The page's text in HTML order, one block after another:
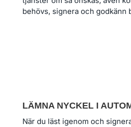
behövs, signera och godkänn
LÄMNA NYCKEL I
När du läst igenom och